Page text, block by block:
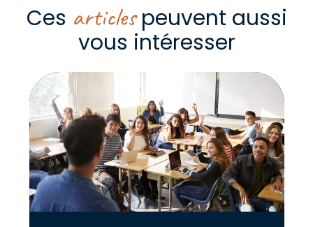
Ces articlespeuvent aussi
vous intéresser